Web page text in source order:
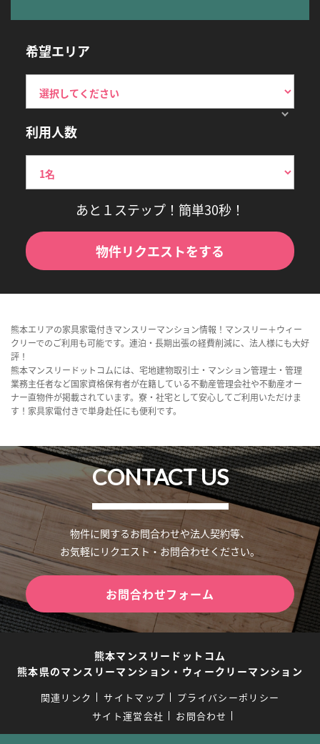
希望エリア
利用人数
あと１ステップ！簡単30秒！
物件リクエストをする
熊本エリアの家具家電付きマンスリーマンション情報！マンスリー＋ウィー
クリーでのご利用も可能です。連泊・長期出張の経費削減に、法人様にも大好
評！
熊本マンスリードットコムには、宅地建物取引士・マンション管理士・管理
業務主任者など国家資格保有者が在籍している不動産管理会社や不動産オー
ナー直物件が掲載されています。寮・社宅として安心してご利用いただけま
す！家具家電付きで単身赴任にも便利です。
CONTACT US
物件に関するお問合わせや法人契約等、
お気軽にリクエスト・お問合わせください。
お問合わせフォーム
熊本マンスリードットコム
熊本県のマンスリーマンション・ウィークリーマンション
関連リンク サイトマップ
プライバシーポリシー
サイト運営会社
お問合わせ